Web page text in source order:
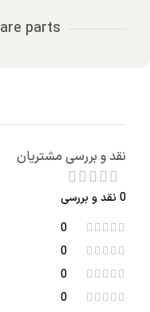
parts
نقد و بررسی مشتریان
0 نقد و بررسی
0
0
0
0